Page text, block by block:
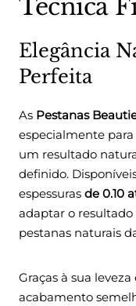
Técnica
Elegância
Perfeita
As Pestanas
especialmente
um resultado
definido.
espessuras de 0.10
adaptar o resultado
pestanas naturais
Graças à sua
acabamento